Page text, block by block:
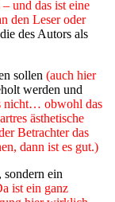
und das ist eine
den Leser oder
des Autors als
sollen (auch hier
werden und
nicht… obwohl das
ästhetische
Betrachter das
dann ist es gut.)
ein
ist ein ganz